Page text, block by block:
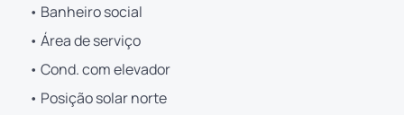
• Banheiro social
• Área de serviço
• Cond. com elevador
• Posição solar norte